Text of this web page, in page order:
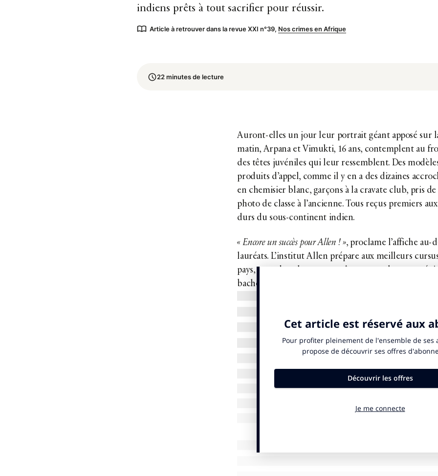
indiens prêts à tout sacrifier pour réussir.
Article à retrouver dans la revue XXI n°39, Nos crimes en Afrique
22 minutes de lecture
Auront-elles un jour leur portrait géant apposé sur
matin, Arpana et Vimukti, 16 ans, contemplent au
des têtes juvéniles qui leur ressemblent. Des
produits d’appel, comme il y en a des dizaines
en chemisier blanc, garçons à la cravate club, pris
photo de classe à l’ancienne. Tous reçus premiers
durs du sous-continent indien.
« Encore un succès pour Allen ! », proclame l’affiche au-
lauréats. L’institut Allen prépare aux meilleurs
pays, ceux dont les parents rêvent pour leur
bachotage, pareille à un campus,...